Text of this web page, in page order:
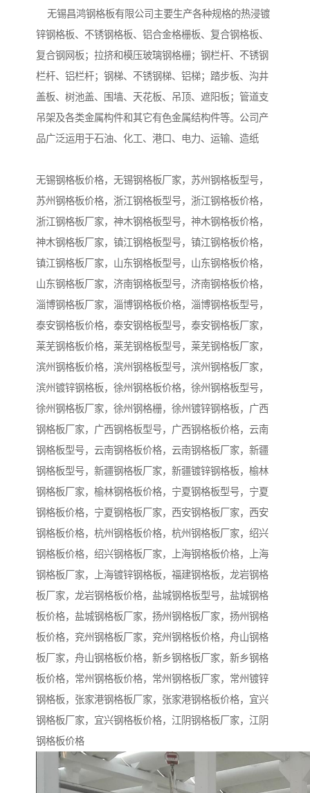
无锡昌鸿钢格板有限公司主要生产各种规格的热浸镀
锌钢格板、不锈钢格板、铝合金格栅板、复合钢格板、
复合钢网板；拉挤和模压玻璃钢格栅；钢栏杆、不锈钢
栏杆、铝栏杆；钢梯、不锈钢梯、铝梯；踏步板、沟井
盖板、树池盖、围墙、天花板、吊顶、遮阳板；管道支
吊架及各类金属构件和其它有色金属结构件等。公司产
品广泛运用于石油、化工、港口、电力、运输、造纸
无锡钢格板价格，无锡钢格板厂家，苏州钢格板型号，
苏州钢格板价格，浙江钢格板型号，浙江钢格板价格，
浙江钢格板厂家，神木钢格板型号，神木钢格板价格，
神木钢格板厂家，镇江钢格板型号，镇江钢格板价格，
镇江钢格板厂家，山东钢格板型号，山东钢格板价格，
山东钢格板厂家，济南钢格板型号，济南钢格板价格，
淄博钢格板厂家，淄博钢格板价格，淄博钢格板型号，
泰安钢格板价格，泰安钢格板型号，泰安钢格板厂家，
莱芜钢格板价格，莱芜钢格板型号，莱芜钢格板厂家，
滨州钢格板价格，滨州钢格板型号，滨州钢格板厂家，
滨州镀锌钢格板，徐州钢格板价格，徐州钢格板型号，
徐州钢格板厂家，徐州钢格栅，徐州镀锌钢格板，广西
钢格板厂家，广西钢格板型号，广西钢格板价格，云南
钢格板型号，云南钢格板价格，云南钢格板厂家，新疆
钢格板型号，新疆钢格板厂家，新疆镀锌钢格板，榆林
钢格板厂家，榆林钢格板价格，宁夏钢格板型号，宁夏
钢格板价格，宁夏钢格板厂家，西安钢格板厂家，西安
钢格板价格，杭州钢格板价格，杭州钢格板厂家，绍兴
钢格板价格，绍兴钢格板厂家，上海钢格板价格，上海
钢格板厂家，上海镀锌钢格板，福建钢格板，龙岩钢格
板厂家，龙岩钢格板价格，盐城钢格板型号，盐城钢格
板价格，盐城钢格板厂家，扬州钢格板厂家，扬州钢格
板价格，兖州钢格板厂家，兖州钢格板价格，舟山钢格
板厂家，舟山钢格板价格，新乡钢格板厂家，新乡钢格
板价格，常州钢格板价格，常州钢格板厂家，常州镀锌
钢格板，张家港钢格板厂家，张家港钢格板价格，宜兴
钢格板厂家，宜兴钢格板价格，江阴钢格板厂家，江阴
钢格板价格